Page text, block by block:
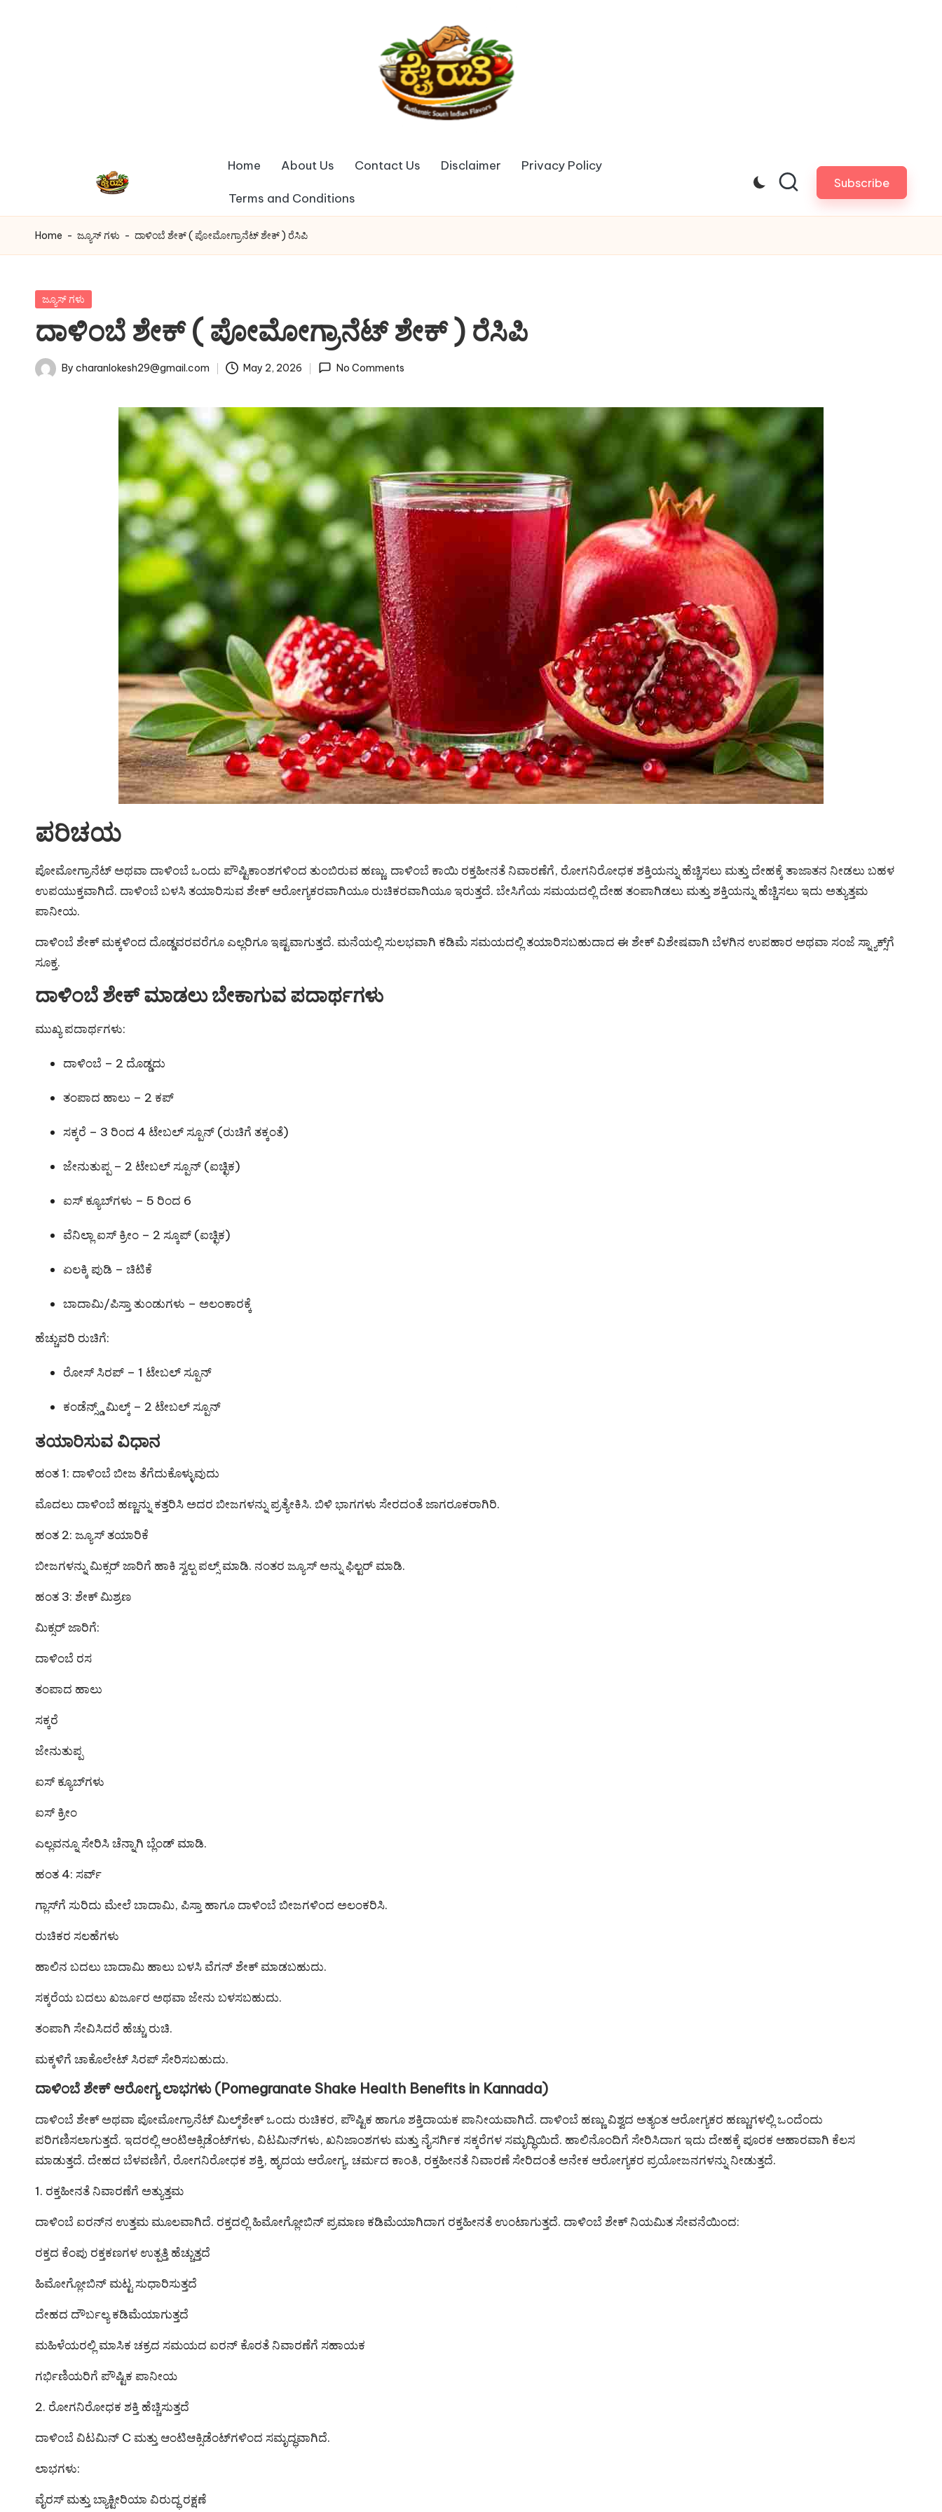
k
a
r
u
c
Home About Us Contact Us Disclaimer Privacy Policy
Terms and Conditions
Subscribe
Home - ಜ್ಯೂಸ್ ಗಳು - ದಾಳಿಂಬೆ ಶೇಕ್ ( ಪೋಮೋಗ್ರಾನೆಟ್ ಶೇಕ್ ) ರೆಸಿಪಿ
Posted
ಜ್ಯೂಸ್ ಗಳು
ದಾಳಿಂಬೆ ಶೇಕ್ ( ಪೋಮೋಗ್ರಾನೆಟ್ ಶೇಕ್ ) ರೆಸಿಪಿ
Posted
By charanlokesh29@gmail.com May 2, 2026 No Comments
ಪರಿಚಯ
ಪೋಮೋಗ್ರಾನೆಟ್ ಅಥವಾ ದಾಳಿಂಬೆ ಒಂದು ಪೌಷ್ಟಿಕಾಂಶಗಳಿಂದ ತುಂಬಿರುವ ಹಣ್ಣು. ದಾಳಿಂಬೆ ಕಾಯಿ ರಕ್ತಹೀನತೆ ನಿವಾರಣೆಗೆ, ರೋಗನಿರೋಧಕ ಶಕ್ತಿಯನ್ನು ಹೆಚ್ಚಿಸಲು ಮತ್ತು ದೇಹಕ್ಕೆ ತಾಜಾತನ ನೀಡಲು ಬಹಳ
ಉಪಯುಕ್ತವಾಗಿದೆ. ದಾಳಿಂಬೆ ಬಳಸಿ ತಯಾರಿಸುವ ಶೇಕ್ ಆರೋಗ್ಯಕರವಾಗಿಯೂ ರುಚಿಕರವಾಗಿಯೂ ಇರುತ್ತದೆ. ಬೇಸಿಗೆಯ ಸಮಯದಲ್ಲಿ ದೇಹ ತಂಪಾಗಿಡಲು ಮತ್ತು ಶಕ್ತಿಯನ್ನು ಹೆಚ್ಚಿಸಲು ಇದು ಅತ್ಯುತ್ತಮ
ಪಾನೀಯ.
ದಾಳಿಂಬೆ ಶೇಕ್ ಮಕ್ಕಳಿಂದ ದೊಡ್ಡವರವರೆಗೂ ಎಲ್ಲರಿಗೂ ಇಷ್ಟವಾಗುತ್ತದೆ. ಮನೆಯಲ್ಲಿ ಸುಲಭವಾಗಿ ಕಡಿಮೆ ಸಮಯದಲ್ಲಿ ತಯಾರಿಸಬಹುದಾದ ಈ ಶೇಕ್ ವಿಶೇಷವಾಗಿ ಬೆಳಗಿನ ಉಪಹಾರ ಅಥವಾ ಸಂಜೆ ಸ್ನ್ಯಾಕ್ಸ್‌ಗೆ
ಸೂಕ್ತ.
ದಾಳಿಂಬೆ ಶೇಕ್ ಮಾಡಲು ಬೇಕಾಗುವ ಪದಾರ್ಥಗಳು
ಮುಖ್ಯ ಪದಾರ್ಥಗಳು:
ದಾಳಿಂಬೆ – 2 ದೊಡ್ಡದು
ತಂಪಾದ ಹಾಲು – 2 ಕಪ್
ಸಕ್ಕರೆ – 3 ರಿಂದ 4 ಟೇಬಲ್ ಸ್ಪೂನ್ (ರುಚಿಗೆ ತಕ್ಕಂತೆ)
ಜೇನುತುಪ್ಪ – 2 ಟೇಬಲ್ ಸ್ಪೂನ್ (ಐಚ್ಛಿಕ)
ಐಸ್ ಕ್ಯೂಬ್‌ಗಳು – 5 ರಿಂದ 6
ವೆನಿಲ್ಲಾ ಐಸ್ ಕ್ರೀಂ – 2 ಸ್ಕೂಪ್ (ಐಚ್ಛಿಕ)
ಏಲಕ್ಕಿ ಪುಡಿ – ಚಿಟಿಕೆ
ಬಾದಾಮಿ/ಪಿಸ್ತಾ ತುಂಡುಗಳು – ಅಲಂಕಾರಕ್ಕೆ
ಹೆಚ್ಚುವರಿ ರುಚಿಗೆ:
ರೋಸ್ ಸಿರಪ್ – 1 ಟೇಬಲ್ ಸ್ಪೂನ್
ಕಂಡೆನ್ಸ್ಡ್ ಮಿಲ್ಕ್ – 2 ಟೇಬಲ್ ಸ್ಪೂನ್
ತಯಾರಿಸುವ ವಿಧಾನ
ಹಂತ 1: ದಾಳಿಂಬೆ ಬೀಜ ತೆಗೆದುಕೊಳ್ಳುವುದು
ಮೊದಲು ದಾಳಿಂಬೆ ಹಣ್ಣನ್ನು ಕತ್ತರಿಸಿ ಅದರ ಬೀಜಗಳನ್ನು ಪ್ರತ್ಯೇಕಿಸಿ. ಬಿಳಿ ಭಾಗಗಳು ಸೇರದಂತೆ ಜಾಗರೂಕರಾಗಿರಿ.
ಹಂತ 2: ಜ್ಯೂಸ್ ತಯಾರಿಕೆ
ಬೀಜಗಳನ್ನು ಮಿಕ್ಸರ್ ಜಾರಿಗೆ ಹಾಕಿ ಸ್ವಲ್ಪ ಪಲ್ಸ್ ಮಾಡಿ. ನಂತರ ಜ್ಯೂಸ್ ಅನ್ನು ಫಿಲ್ಟರ್ ಮಾಡಿ.
ಹಂತ 3: ಶೇಕ್ ಮಿಶ್ರಣ
ಮಿಕ್ಸರ್ ಜಾರಿಗೆ:
ದಾಳಿಂಬೆ ರಸ
ತಂಪಾದ ಹಾಲು
ಸಕ್ಕರೆ
ಜೇನುತುಪ್ಪ
ಐಸ್ ಕ್ಯೂಬ್‌ಗಳು
ಐಸ್ ಕ್ರೀಂ
ಎಲ್ಲವನ್ನೂ ಸೇರಿಸಿ ಚೆನ್ನಾಗಿ ಬ್ಲೆಂಡ್ ಮಾಡಿ.
ಹಂತ 4: ಸರ್ವ್
ಗ್ಲಾಸ್‌ಗೆ ಸುರಿದು ಮೇಲೆ ಬಾದಾಮಿ, ಪಿಸ್ತಾ ಹಾಗೂ ದಾಳಿಂಬೆ ಬೀಜಗಳಿಂದ ಅಲಂಕರಿಸಿ.
ರುಚಿಕರ ಸಲಹೆಗಳು
ಹಾಲಿನ ಬದಲು ಬಾದಾಮಿ ಹಾಲು ಬಳಸಿ ವೆಗನ್ ಶೇಕ್ ಮಾಡಬಹುದು.
ಸಕ್ಕರೆಯ ಬದಲು ಖರ್ಜೂರ ಅಥವಾ ಜೇನು ಬಳಸಬಹುದು.
ತಂಪಾಗಿ ಸೇವಿಸಿದರೆ ಹೆಚ್ಚು ರುಚಿ.
ಮಕ್ಕಳಿಗೆ ಚಾಕೊಲೇಟ್ ಸಿರಪ್ ಸೇರಿಸಬಹುದು.
ದಾಳಿಂಬೆ ಶೇಕ್ ಆರೋಗ್ಯ ಲಾಭಗಳು (Pomegranate Shake Health Benefits in Kannada)
ದಾಳಿಂಬೆ ಶೇಕ್ ಅಥವಾ ಪೋಮೋಗ್ರಾನೆಟ್ ಮಿಲ್ಕ್‌ಶೇಕ್ ಒಂದು ರುಚಿಕರ, ಪೌಷ್ಟಿಕ ಹಾಗೂ ಶಕ್ತಿದಾಯಕ ಪಾನೀಯವಾಗಿದೆ. ದಾಳಿಂಬೆ ಹಣ್ಣು ವಿಶ್ವದ ಅತ್ಯಂತ ಆರೋಗ್ಯಕರ ಹಣ್ಣುಗಳಲ್ಲಿ ಒಂದೆಂದು
ಪರಿಗಣಿಸಲಾಗುತ್ತದೆ. ಇದರಲ್ಲಿ ಆಂಟಿಆಕ್ಸಿಡೆಂಟ್‌ಗಳು, ವಿಟಮಿನ್‌ಗಳು, ಖನಿಜಾಂಶಗಳು ಮತ್ತು ನೈಸರ್ಗಿಕ ಸಕ್ಕರೆಗಳ ಸಮೃದ್ಧಿಯಿದೆ. ಹಾಲಿನೊಂದಿಗೆ ಸೇರಿಸಿದಾಗ ಇದು ದೇಹಕ್ಕೆ ಪೂರಕ ಆಹಾರವಾಗಿ ಕೆಲಸ
ಮಾಡುತ್ತದೆ. ದೇಹದ ಬೆಳವಣಿಗೆ, ರೋಗನಿರೋಧಕ ಶಕ್ತಿ, ಹೃದಯ ಆರೋಗ್ಯ, ಚರ್ಮದ ಕಾಂತಿ, ರಕ್ತಹೀನತೆ ನಿವಾರಣೆ ಸೇರಿದಂತೆ ಅನೇಕ ಆರೋಗ್ಯಕರ ಪ್ರಯೋಜನಗಳನ್ನು ನೀಡುತ್ತದೆ.
1. ರಕ್ತಹೀನತೆ ನಿವಾರಣೆಗೆ ಅತ್ಯುತ್ತಮ
ದಾಳಿಂಬೆ ಐರನ್‌ನ ಉತ್ತಮ ಮೂಲವಾಗಿದೆ. ರಕ್ತದಲ್ಲಿ ಹಿಮೋಗ್ಲೋಬಿನ್ ಪ್ರಮಾಣ ಕಡಿಮೆಯಾಗಿದಾಗ ರಕ್ತಹೀನತೆ ಉಂಟಾಗುತ್ತದೆ. ದಾಳಿಂಬೆ ಶೇಕ್ ನಿಯಮಿತ ಸೇವನೆಯಿಂದ:
ರಕ್ತದ ಕೆಂಪು ರಕ್ತಕಣಗಳ ಉತ್ಪತ್ತಿ ಹೆಚ್ಚುತ್ತದೆ
ಹಿಮೋಗ್ಲೋಬಿನ್ ಮಟ್ಟ ಸುಧಾರಿಸುತ್ತದೆ
ದೇಹದ ದೌರ್ಬಲ್ಯ ಕಡಿಮೆಯಾಗುತ್ತದೆ
ಮಹಿಳೆಯರಲ್ಲಿ ಮಾಸಿಕ ಚಕ್ರದ ಸಮಯದ ಐರನ್ ಕೊರತೆ ನಿವಾರಣೆಗೆ ಸಹಾಯಕ
ಗರ್ಭಿಣಿಯರಿಗೆ ಪೌಷ್ಟಿಕ ಪಾನೀಯ
2. ರೋಗನಿರೋಧಕ ಶಕ್ತಿ ಹೆಚ್ಚಿಸುತ್ತದೆ
ದಾಳಿಂಬೆ ವಿಟಮಿನ್ C ಮತ್ತು ಆಂಟಿಆಕ್ಸಿಡೆಂಟ್‌ಗಳಿಂದ ಸಮೃದ್ಧವಾಗಿದೆ.
ಲಾಭಗಳು:
ವೈರಸ್ ಮತ್ತು ಬ್ಯಾಕ್ಟೀರಿಯಾ ವಿರುದ್ಧ ರಕ್ಷಣೆ